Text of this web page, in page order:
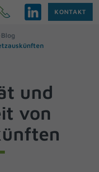
KONTAKT
und
von